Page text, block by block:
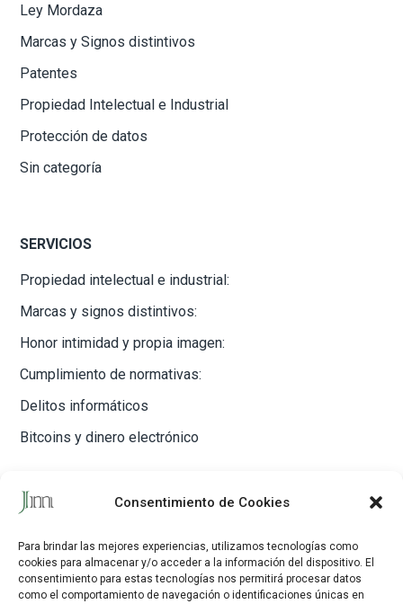
Consentimiento de Cookies
Para brindar las mejores experiencias, utilizamos tecnologías como
cookies para almacenar y/o acceder a la información del dispositivo. El
consentimiento para estas tecnologías nos permitirá procesar datos
como el comportamiento de navegación o identificaciones únicas en
Ley Mordaza
Marcas y Signos distintivos
Patentes
Propiedad Intelectual e Industrial
Protección de datos
Sin categoría
SERVICIOS
Propiedad intelectual e industrial:
Marcas y signos distintivos:
Honor intimidad y propia imagen:
Cumplimiento de normativas:
Delitos informáticos
Bitcoins y dinero electrónico
CONTACTO
C/ Delicias, 33, 1º dcha. 28045 Madrid
Tfno:917 52 84 33